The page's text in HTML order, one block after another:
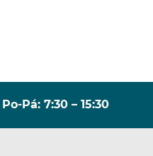
Pá: 7:30 – 15:30